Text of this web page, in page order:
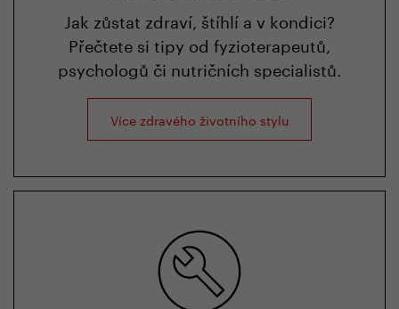
Jak zůstat zdraví, štíhlí a v kondici?
Přečtete si tipy od fyzioterapeutů,
psychologů či nutričních specialistů.
Více zdravého životního stylu